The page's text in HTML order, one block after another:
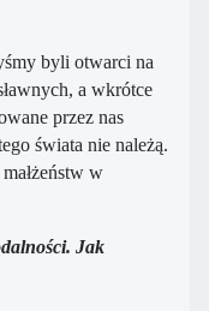
byli otwarci na
a wkrótce
przez nas
świata nie należą.
w
Jak